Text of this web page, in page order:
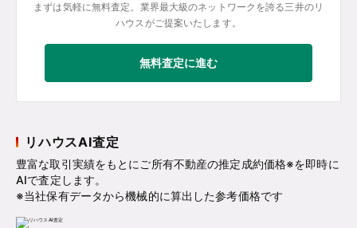
まずは気軽に無料査定。業界最大級のネットワークを誇る三井のリ
ハウスがご提案いたします。
無料査定に進む
リハウスAI査定
豊富な取引実績をもとにご所有不動産の推定成約価格※を即時に
AIで査定します。
※当社保有データから機械的に算出した参考価格です